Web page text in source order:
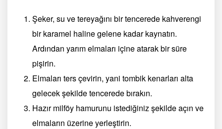
Şeker, su ve tereyağını bir tencerede kahverengi
bir karamel haline gelene kadar kaynatın.
Ardından yarım elmaları içine atarak bir süre
pişirin.
Elmaları ters çevirin, yani tombik kenarları alta
gelecek şekilde tencerede bırakın.
Hazır milföy hamurunu istediğiniz şekilde açın ve
elmaların üzerine yerleştirin.